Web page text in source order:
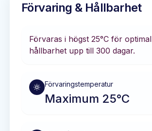
Förvaring & Hållbarhet
Förvaras i högst 25°C för optimal
hållbarhet upp till 300 dagar.
Förvaringstemperatur
Maximum 25°C